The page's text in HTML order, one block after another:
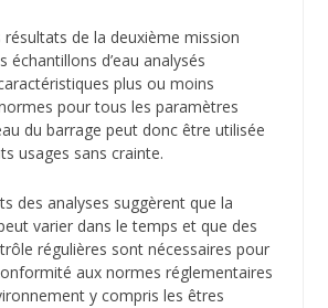
résultats de la deuxième mission
échantillons d’eau analysés
plus ou moins
pour tous les paramètres
du barrage peut donc être utilisée
usages sans crainte.
des analyses suggèrent que la
varier dans le temps et que des
régulières sont nécessaires pour
aux normes réglementaires
y compris les êtres